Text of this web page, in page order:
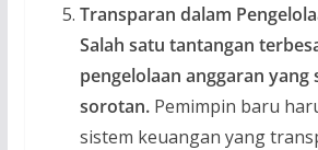
Transparan dalam
Salah satu tantangan
pengelolaan anggaran yang
sorotan.Pemimpin baru
sistem keuangan yang